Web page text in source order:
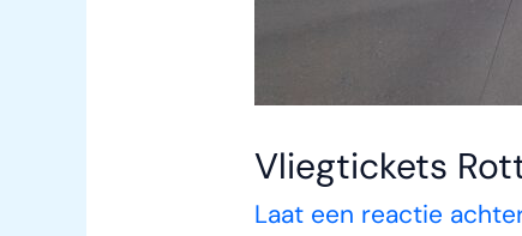
Vliegtickets
Laat een reactie